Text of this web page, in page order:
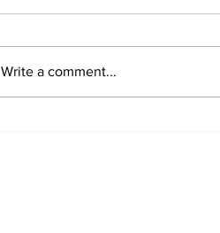
Write a comment...